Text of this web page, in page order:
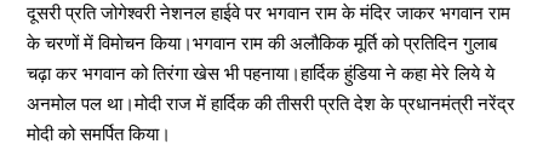
दूसरी प्रति जोगेश्वरी नेशनल हाईवे पर भगवान राम के मंदिर जाकर भगवान राम
के चरणों में विमोचन किया।भगवान राम की अलौकिक मूर्ति को प्रतिदिन गुलाब
चढ़ा कर भगवान को तिरंगा खेस भी पहनाया।हार्दिक हुंडिया ने कहा मेरे लिये ये
अनमोल पल था।मोदी राज में हार्दिक की तीसरी प्रति देश के प्रधानमंत्री नरेंद्र
मोदी को समर्पित किया।